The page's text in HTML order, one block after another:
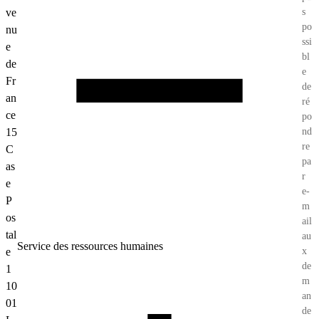
ve
nu
e
de
Fr
an
ce
15
C
as
e
P
os
tal
e
1
10
01
Service des ressources humaines
s
po
ssi
bl
e
de
ré
po
nd
re
pa
r
e-
m
ail
au
x
de
m
an
de